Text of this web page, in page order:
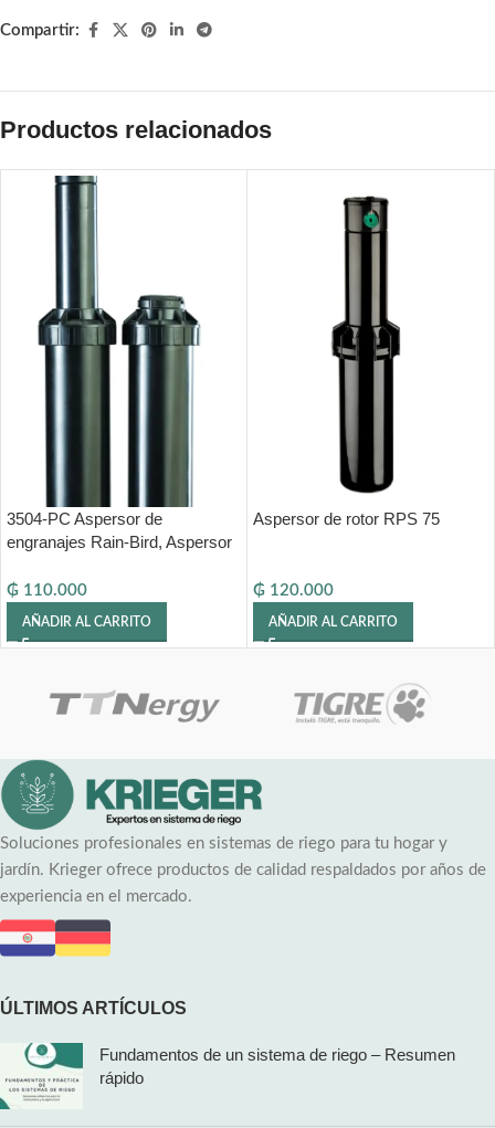
Compartir:
Productos relacionados
3504-PC Aspersor de
engranajes Rain-Bird, Aspersor
Y34001 Tipo: 3504 PC Rain Bird
₲ 110.000
AÑADIR AL CARRITO
Aspersor de rotor RPS 75
₲ 120.000
AÑADIR AL CARRITO
Soluciones profesionales en sistemas de riego para tu hogar y
jardín. Krieger ofrece productos de calidad respaldados por años de
experiencia en el mercado.
ÚLTIMOS ARTÍCULOS
Fundamentos de un sistema de riego – Resumen
rápido